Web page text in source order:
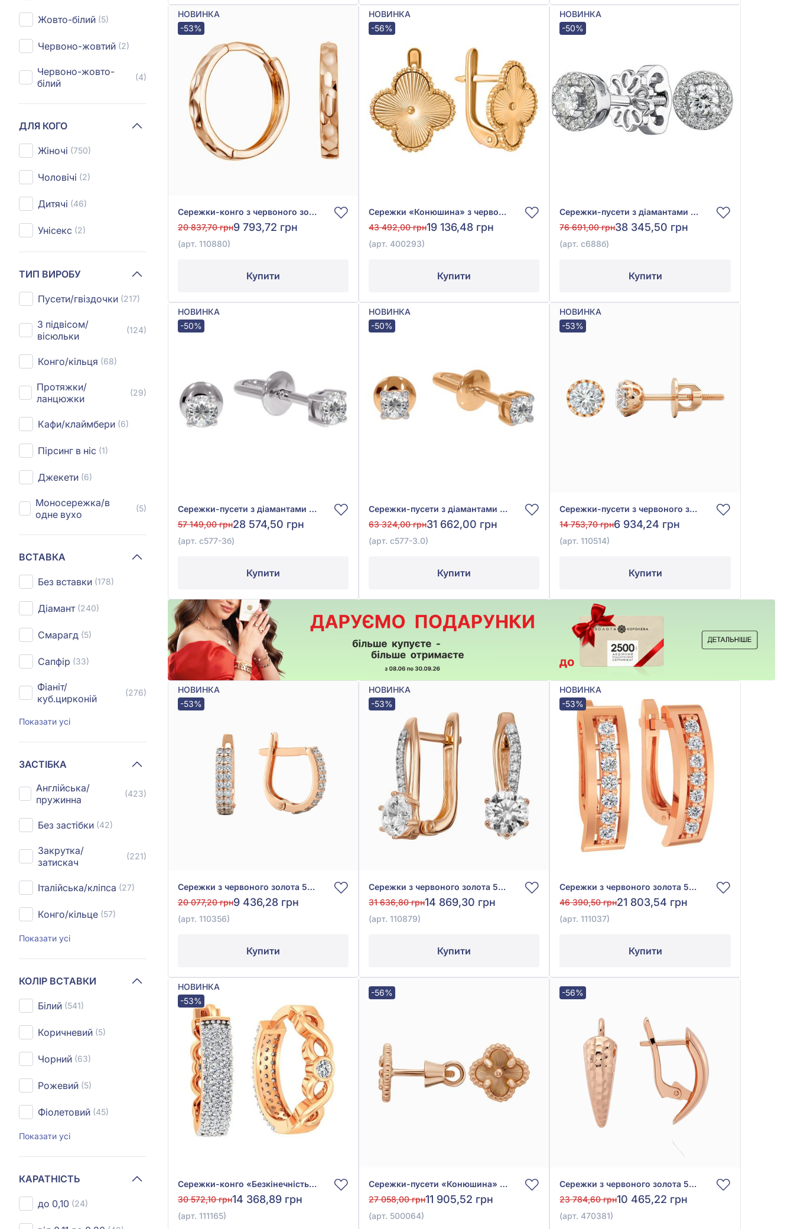
Жовто-білий (5)
Червоно-жовтий (2)
Червоно-жовто-
білий
(4)
ДЛЯ КОГО
Жіночі (750)
Чоловічі (2)
Дитячі (46)
Унісекс (2)
ТИП ВИРОБУ
Пусети/гвіздочки (217)
З підвісом/
вісюльки
(124)
Конго/кільця (68)
Протяжки/
ланцюжки
(29)
Кафи/клаймбери (6)
Пірсинг в ніс (1)
Джекети (6)
Моносережка/в
одне вухо
(5)
ВСТАВКА
Без вставки (178)
Діамант (240)
Смарагд (5)
Сапфір (33)
Фіаніт/
куб.цирконій
(276)
Показати усі
ЗАСТІБКА
Англійська/
пружинна
(423)
Без застібки (42)
Закрутка/
затискач
(221)
Італійська/кліпса (27)
Конго/кільце (57)
Показати усі
КОЛІР ВСТАВКИ
Білий (541)
Коричневий (5)
Чорний (63)
Рожевий (5)
Фіолетовий (45)
Показати усі
КАРАТНІСТЬ
до 0,10 (24)
НОВИНКА
-53%
Сережки-конго з червоного золота 585°, арт. 110880
20 837,70 грн9 793,72 грн
(арт. 110880)
Купити
НОВИНКА
-56%
Сережки «Конюшина» з червоного золота 585°, без вставки, арт. 400293
43 492,00 грн19 136,48 грн
(арт. 400293)
Купити
НОВИНКА
-50%
Сережки-пусети з діамантами з білого золота 585°, Діамант 0,26ct, арт. с688б
76 691,00 грн38 345,50 грн
(арт. с688б)
Купити
НОВИНКА
-50%
Сережки-пусети з діамантами з білого золота 585°, Діамант 0,19ct, арт. с577-3б
57 149,00 грн28 574,50 грн
(арт. с577-3б)
Купити
НОВИНКА
-50%
Сережки-пусети з діамантами з червоного золота 585°, Діамант 0,22ct, арт. с577-3.0
63 324,00 грн31 662,00 грн
(арт. с577-3.0)
Купити
НОВИНКА
-53%
Сережки-пусети з червоного золота 585° з фіанітом/куб.цирконієм, арт. 110514
14 753,70 грн6 934,24 грн
(арт. 110514)
Купити
НОВИНКА
-53%
Сережки з червоного золота 585° з фіанітом/куб.цирконієм, арт. 110356
20 077,20 грн9 436,28 грн
(арт. 110356)
Купити
НОВИНКА
-53%
Сережки з червоного золота 585° з фіанітом/куб.цирконієм, арт. 110879
31 636,80 грн14 869,30 грн
(арт. 110879)
Купити
НОВИНКА
-53%
Сережки з червоного золота 585° з фіанітом/куб.цирконієм, арт. 111037
46 390,50 грн21 803,54 грн
(арт. 111037)
Купити
НОВИНКА
-53%
Сережки-конго «Безкінечність» з червоного золота 585° з фіанітами/куб.цирконієм, арт. 111165
30 572,10 грн14 368,89 грн
(арт. 111165)
-56%
Сережки-пусети «Конюшина» з червоного золота 585°, арт. 500064
27 058,00 грн11 905,52 грн
(арт. 500064)
-56%
Сережки з червоного золота 585° без вставки, арт. 470381
23 784,60 грн10 465,22 грн
(арт. 470381)